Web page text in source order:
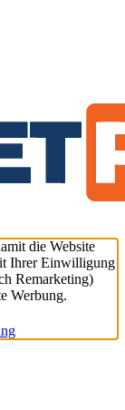
die Website
Ihrer Einwilligung
Remarketing)
Werbung.